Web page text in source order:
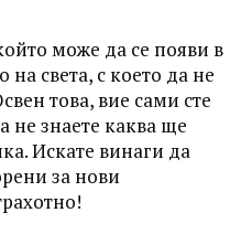
може да се появи в
света, с което да не
това, вие сами сте
не знаете каква ще
Искате винаги да
за нови